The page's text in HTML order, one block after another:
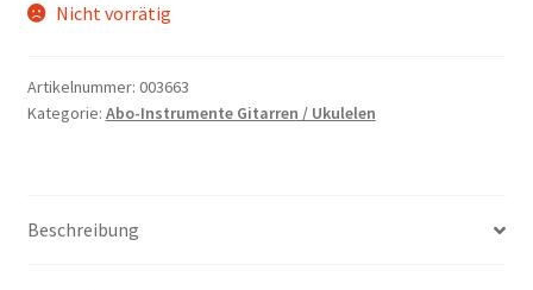
Nicht vorrätig
Artikelnummer: 003663
Kategorie: Abo-Instrumente Gitarren / Ukulelen
Beschreibung